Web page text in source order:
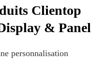
Clientop
& Panel
personnalisation